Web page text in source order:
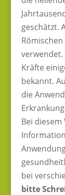
geschätzt.
Kräfte
bekannt.
die
Bei
bei
bitte